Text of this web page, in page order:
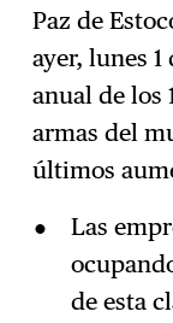
Paz de
ayer, lunes
anual de los
armas del
últimos
Las
de esta